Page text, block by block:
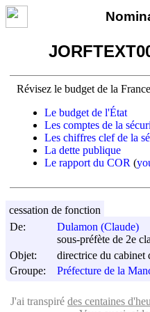
Révisez le budget de la
Le budget de l'État
Les comptes de la
Les chiffres clef de la
La dette publique
Le rapport du COR (
De:
Dulamon (Claude)
sous-préfète de 2e
Objet:
directrice du cabinet
Groupe:
Préfecture de la
cessation de fonction
J'ai transpiré des centaines